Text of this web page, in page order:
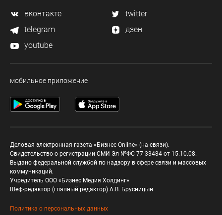
вконтакте
twitter
telegram
дзен
youtube
мобильное приложение
Деловая электронная газета «Бизнес Online» (на связи).
Свидетельство о регистрации СМИ Эл №ФС 77-33484 от 15.10.08.
Выдано федеральной службой по надзору в сфере связи и массовых
коммуникаций.
Учредитель ООО «Бизнес Медия Холдинг»
Шеф-редактор (главный редактор) А.В. Брусницын
Политика о персональных данных